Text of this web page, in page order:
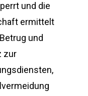
und die
ermittelt
und
zur